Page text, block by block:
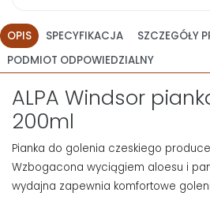
OPIS SPECYFIKACJA SZCZEGÓŁY
PODMIOT ODPOWIEDZIALNY
ALPA Windsor
200ml
Pianka do golenia czeskiego
Wzbogacona wyciągiem aloesu i
wydajna zapewnia komfortowe